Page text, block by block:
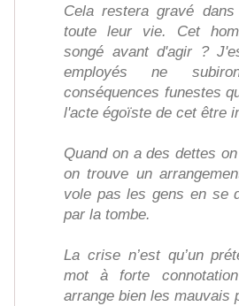
Cela restera gravé
toute leur vie. Cet
songé avant d'agir ?
employés ne
conséquences funestes
l'acte égoïste de cet être
Quand on a des dettes
on trouve un
vole pas les gens en se
par la tombe.
La crise n’est qu’un
mot à forte
arrange bien les mauvais